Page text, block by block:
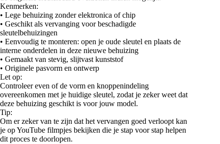
Kenmerken:
• Lege behuizing zonder elektronica of chip
• Geschikt als vervanging voor beschadigde
sleutelbehuizingen
• Eenvoudig te monteren: open je oude sleutel en plaats de
interne onderdelen in deze nieuwe behuizing
• Gemaakt van stevig, slijtvast kunststof
• Originele pasvorm en ontwerp
Let op:
Controleer even of de vorm en knoppenindeling
overeenkomen met je huidige sleutel, zodat je zeker weet dat
deze behuizing geschikt is voor jouw model.
Tip:
Om er zeker van te zijn dat het vervangen goed verloopt kan
je op YouTube filmpjes bekijken die je stap voor stap helpen
dit proces te doorlopen.